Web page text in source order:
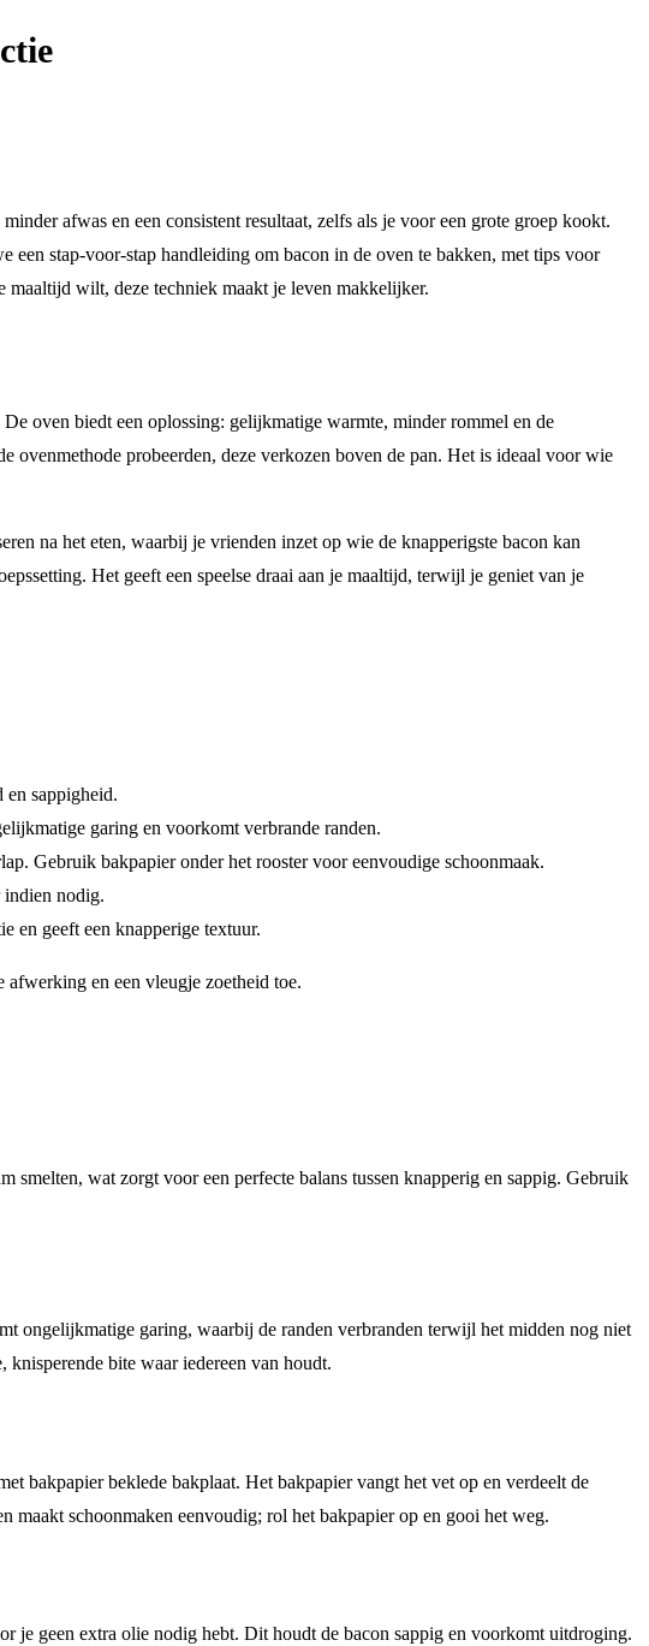
afwas en een consistent resultaat, zelfs als je voor een grote groep kookt.
een stap-voor-stap handleiding om bacon in de oven te bakken, met tips voor
maaltijd wilt, deze techniek maakt je leven makkelijker.
oven biedt een oplossing: gelijkmatige warmte, minder rommel en de
ovenmethode probeerden, deze verkozen boven de pan. Het is ideaal voor wie
na het eten, waarbij je vrienden inzet op wie de knapperigste bacon kan
Het geeft een speelse draai aan je maaltijd, terwijl je geniet van je
en sappigheid.
garing en voorkomt verbrande randen.
Gebruik bakpapier onder het rooster voor eenvoudige schoonmaak.
indien nodig.
en geeft een knapperige textuur.
en een vleugje zoetheid toe.
smelten, wat zorgt voor een perfecte balans tussen knapperig en sappig. Gebruik
ongelijkmatige garing, waarbij de randen verbranden terwijl het midden nog niet
bite waar iedereen van houdt.
bakpapier beklede bakplaat. Het bakpapier vangt het vet op en verdeelt de
schoonmaken eenvoudig; rol het bakpapier op en gooi het weg.
je geen extra olie nodig hebt. Dit houdt de bacon sappig en voorkomt uitdroging.